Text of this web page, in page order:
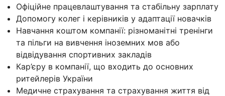
Офіційне працевлаштування та стабільну зарплату
Допомогу колег і керівників у адаптації новачків
Навчання коштом компанії: різноманітні тренінги
та пільги на вивчення іноземних мов або
відвідування спортивних закладів
Кар’єру в компанії, що входить до основних
ритейлерів України
Медичне страхування та страхування життя від